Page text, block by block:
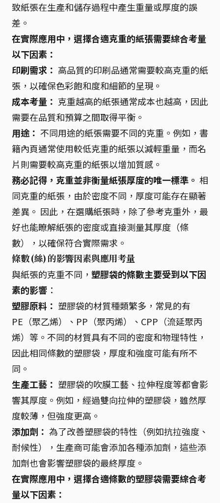
致紙張在生產和儲存過程中產生重量或厚度的誤
差。
在實際應用中，選擇合適克重的紙張需要綜合考量
以下因素：
印刷需求： 高品質的印刷品通常需要較高克重的紙
張，以確保色彩飽和度和細節的呈現。
成本考量： 克重越高的紙張通常成本也越高，因此
需要在品質和預算之間取得平衡。
用途： 不同用途的紙張需要不同的克重。例如，書
籍內頁通常使用較低克重的紙張以減輕重量，而名
片則需要較高克重的紙張以增加質感。
務必記得，克重並非衡量紙張厚度的唯一標準。 相
同克重的紙張，由於密度不同，厚度可能存在顯著
差異。 因此，在選購紙張時，除了參考克重外，最
好也能瞭解紙張的密度或直接測量其厚度（條
數），以確保符合實際需求。
條數 (絲) 的影響因素與應用考量
與紙張的克重不同， 塑膠袋的條數主要受到以下因
素的影響 ：
塑膠原料： 塑膠袋的材質種類繁多，常見的有
PE（聚乙烯）、PP（聚丙烯）、CPP（流延聚丙
烯）等。不同的材質具有不同的密度和物理特性，
因此相同條數的塑膠袋，厚度和強度可能有所不
同。
生產工藝： 塑膠袋的吹膜工藝、拉伸程度等都會影
響其厚度。例如，經過雙向拉伸的塑膠袋，雖然厚
度較薄，但強度更高。
添加劑： 為了改善塑膠袋的特性（例如抗拉強度、
耐候性），生產商可能會添加各種添加劑，這些添
加劑也會影響塑膠袋的最終厚度。
在實際應用中，選擇合適條數的塑膠袋需要綜合考
量以下因素：